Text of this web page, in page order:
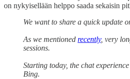
on nykyisellään helppo saada sekaisin
We want to share a quick update
As we mentioned recently, very
sessions.
Starting today, the chat
Bing.